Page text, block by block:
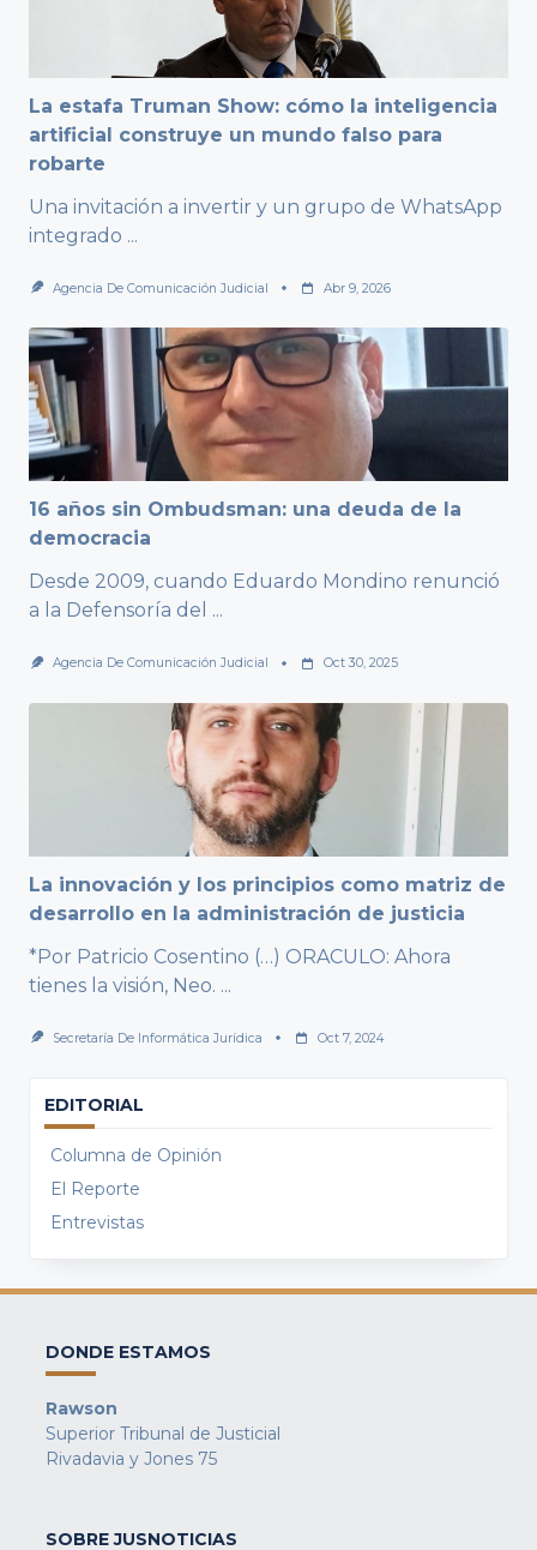
La estafa Truman Show: cómo la inteligencia
artificial construye un mundo falso para
robarte
Una invitación a invertir y un grupo de WhatsApp
integrado ...
Agencia De Comunicación Judicial Abr 9, 2026
16 años sin Ombudsman: una deuda de la
democracia
Desde 2009, cuando Eduardo Mondino renunció
a la Defensoría del ...
Agencia De Comunicación Judicial Oct 30, 2025
La innovación y los principios como matriz de
desarrollo en la administración de justicia
*Por Patricio Cosentino (…) ORACULO: Ahora
tienes la visión, Neo. ...
Secretaría De Informática Jurídica Oct 7, 2024
EDITORIAL
Columna de Opinión
El Reporte
Entrevistas
DONDE ESTAMOS
Rawson
Superior Tribunal de Justicial
Rivadavia y Jones 75
SOBRE JUSNOTICIAS